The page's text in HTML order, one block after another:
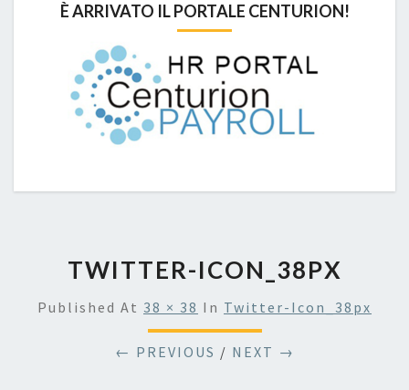
È ARRIVATO IL PORTALE CENTURION!
TWITTER-ICON_38PX
Published At 38 × 38 In Twitter-Icon_38px
← PREVIOUS / NEXT →